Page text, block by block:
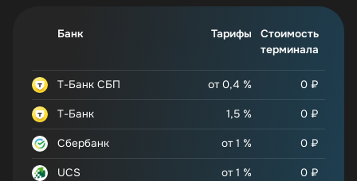
Т-Банк СБП от 0,4 % 0 ₽
Т-Банк 1,5 % 0 ₽
Сбербанк от 1 % 0 ₽
UCS от 1 % 0 ₽